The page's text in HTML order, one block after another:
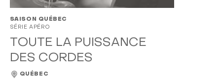
SAISON QUÉBEC
SÉRIE APÉRO
TOUTE LA PUISSANCE
DES CORDES
QUÉBEC